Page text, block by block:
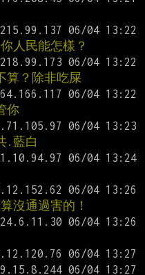
人民能怎樣？
？除非吃屎
你
.藍白
沒通過害的！